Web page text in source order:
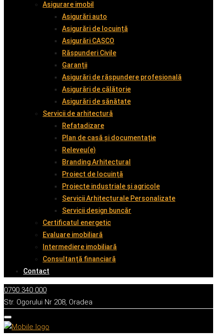
Asigurare imobil
Asigurări auto
Asigurări de locuință
Asigurări CASCO
Răspunderi Civile
Garanții
Asigurări de răspundere profesională
Asigurări de călătorie
Asigurări de sănătate
Servicii de arhitectură
Refatadizare
Plan de casă și documentație
Releveu(e)
Branding Arhitectural
Proiect de locuință
Proiecte industriale și agricole
Servicii Arhitecturale Personalizate
Servicii design buncăr
Certificatul energetic
Evaluare imobiliară
Intermediere imobiliară
Consultanță financiară
Contact
0790 340 000
Str. Ogorului Nr 208, Oradea